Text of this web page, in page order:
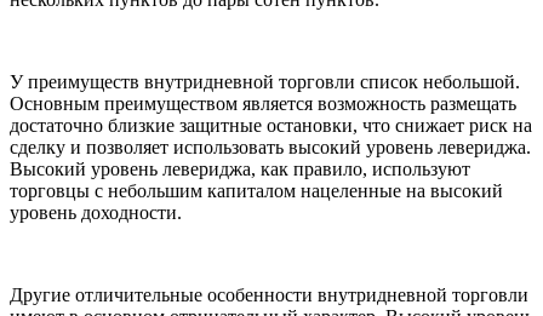
У преимуществ внутридневной торговли список небольшой.
Основным преимуществом является возможность размещать
достаточно близкие защитные остановки, что снижает риск на
сделку и позволяет использовать высокий уровень левериджа.
Высокий уровень левериджа, как правило, используют
торговцы с небольшим капиталом нацеленные на высокий
уровень доходности.
Другие отличительные особенности внутридневной торговли